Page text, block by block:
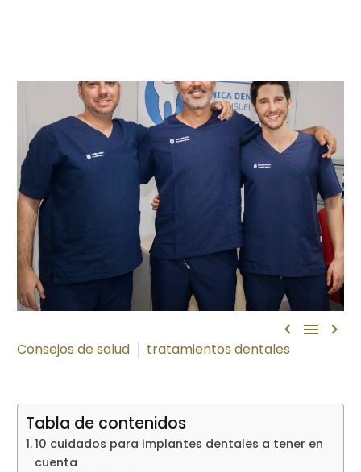
  
Consejos de salud tratamientos dentales
Tabla de contenidos
10 cuidados para implantes dentales a tener en
cuenta